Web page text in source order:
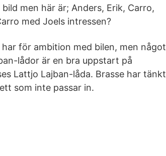
men här är; Anders, Erik, Carro,
med Joels intressen?
för ambition med bilen, men något
lådor är en bra uppstart på
Lattjo Lajban-låda. Brasse har tänkt
som inte passar in.